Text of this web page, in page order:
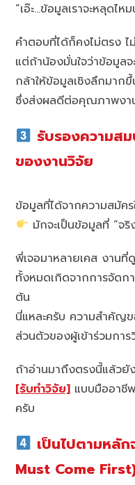
“เอ๊ะ…ข้อมูลเราจะหลุดไหม
คำตอบที่ได้ก็คงไม่ตรง
แต่ถ้าน้องมั่นใจว่าข้อมูลจ
กล้าให้ข้อมูลเชิงลึกมากขึ้
ซึ่งส่งผลดีต่อคุณภาพงา
รับรองความส
ของงานวิจัย
ข้อมูลที่ได้จากความสมัคร
มักจะเป็นข้อมูลที่ “จ
พี่เจอมาหลายเคส งานที่
ทั้งหมดเกิดจากการจัดก
ต้น
นี่แหละครับ ความสำคัญข
ส่วนตัวของผู้เข้าร่วมกา
ถ้าอ่านมาถึงตรงนี้แล้ว
[รับทำวิจัย] แบบมืออาชี
ครับ
เป็นไปตามหลั
Must Come